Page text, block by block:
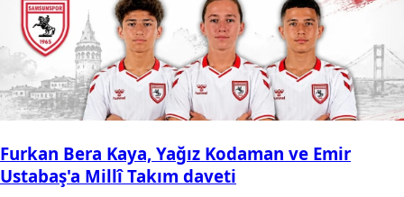
Furkan Bera Kaya, Yağız Kodaman ve Emir
Ustabaş'a Millî Takım daveti